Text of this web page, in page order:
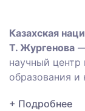
Казахская
Т. Жургенова
научный центр
образования и
+ Подробнее